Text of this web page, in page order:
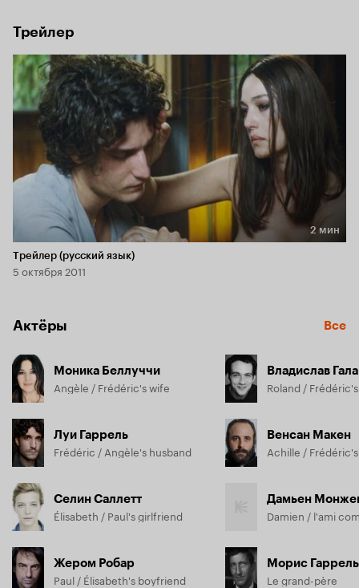
Трейлер
Длительность 2 мин
2 мин
Трейлер (русский язык)
5 октября 2011
Актёры Все
Моника Беллуччи
Angèle / Frédéric's wife
Луи Гаррель
Frédéric / Angèle's husband
Селин Саллетт
Élisabeth / Paul's girlfriend
Жером Робар
Paul / Élisabeth's boyfriend
Владислав
Roland /
Венсан Макен
Achille /
Дамьен
Морис Гаррель
Le grand-père